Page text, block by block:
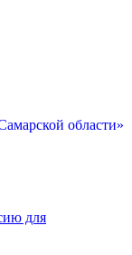
области»
для